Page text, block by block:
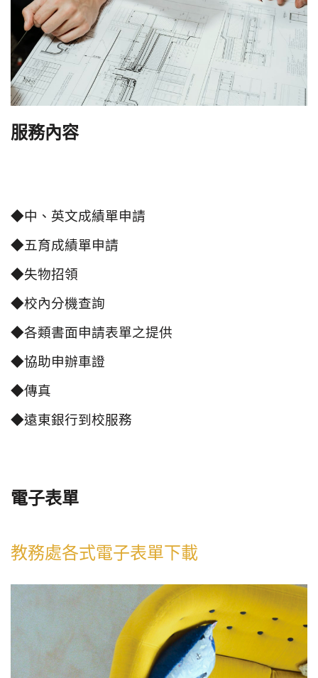
服務內容
◆中、英文成績單申請
◆五育成績單申請
◆失物招領
◆校內分機查詢
◆各類書面申請表單之提供
◆協助申辦車證
◆傳真
◆遠東銀行到校服務
電子表單
教務處各式電子表單下載